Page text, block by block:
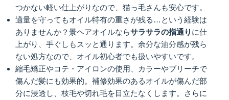
つかない軽い仕上がりなので、猫っ毛さんも安心です。
適量を守ってもオイル特有の重さが残る…という経験は
ありませんか？景ヘアオイルならサラサラの指通り に仕
上がり、手ぐしもスッと通ります。余分な油分感が残ら
ない処方なので、オイル初心者でも扱いやすいです。
縮毛矯正やコテ・アイロンの使用、カラーやブリーチで
傷んだ髪にも効果的。補修効果のあるオイルが傷んだ部
分に浸透し、枝毛や切れ毛を目立たなくします。さらに